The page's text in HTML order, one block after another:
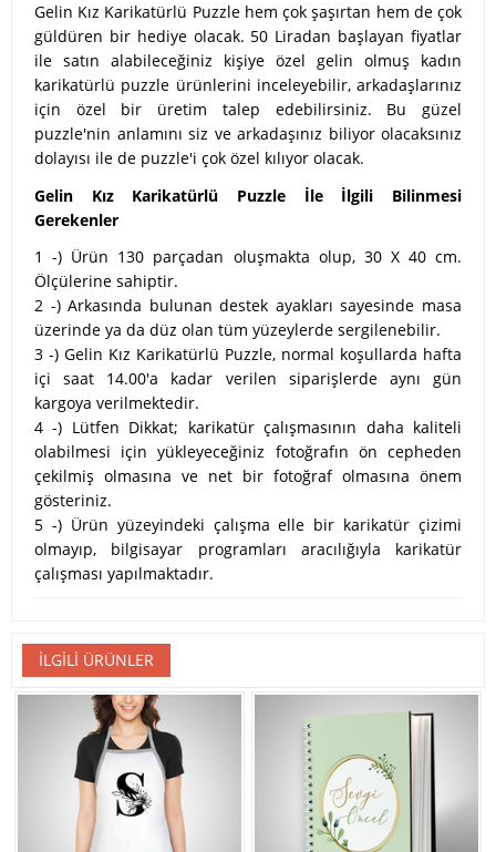
Gelin Kız Karikatürlü Puzzle hem çok şaşırtan hem de çok
güldüren bir hediye olacak. 50 Liradan başlayan fiyatlar
ile satın alabileceğiniz kişiye özel gelin olmuş kadın
karikatürlü puzzle ürünlerini inceleyebilir, arkadaşlarınız
için özel bir üretim talep edebilirsiniz. Bu güzel
puzzle'nin anlamını siz ve arkadaşınız biliyor olacaksınız
dolayısı ile de puzzle'i çok özel kılıyor olacak.
Gelin Kız Karikatürlü Puzzle İle İlgili Bilinmesi
Gerekenler
1 -) Ürün 130 parçadan oluşmakta olup, 30 X 40 cm.
Ölçülerine sahiptir.
2 -) Arkasında bulunan destek ayakları sayesinde masa
üzerinde ya da düz olan tüm yüzeylerde sergilenebilir.
3 -) Gelin Kız Karikatürlü Puzzle, normal koşullarda hafta
içi saat 14.00'a kadar verilen siparişlerde aynı gün
kargoya verilmektedir.
4 -) Lütfen Dikkat; karikatür çalışmasının daha kaliteli
olabilmesi için yükleyeceğiniz fotoğrafın ön cepheden
çekilmiş olmasına ve net bir fotoğraf olmasına önem
gösteriniz.
5 -) Ürün yüzeyindeki çalışma elle bir karikatür çizimi
olmayıp, bilgisayar programları aracılığıyla karikatür
çalışması yapılmaktadır.
İLGILI ÜRÜNLER